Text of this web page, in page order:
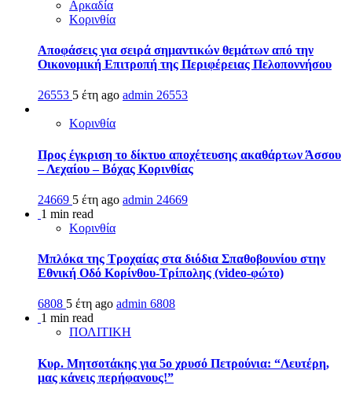
Αρκαδία
Κορινθία
Αποφάσεις για σειρά σημαντικών θεμάτων από την
Οικονομική Επιτροπή της Περιφέρειας Πελοποννήσου
26553 5 έτη ago admin 26553
Κορινθία
Προς έγκριση το δίκτυο αποχέτευσης ακαθάρτων Άσσου
– Λεχαίου – Βόχας Κορινθίας
24669 5 έτη ago admin 24669
1 min read
Κορινθία
Μπλόκα της Τροχαίας στα διόδια Σπαθοβουνίου στην
Εθνική Οδό Κορίνθου-Τρίπολης (video-φώτο)
6808 5 έτη ago admin 6808
1 min read
ΠΟΛΙΤΙΚΗ
Κυρ. Μητσοτάκης για 5ο χρυσό Πετρούνια: “Λευτέρη,
μας κάνεις περήφανους!”